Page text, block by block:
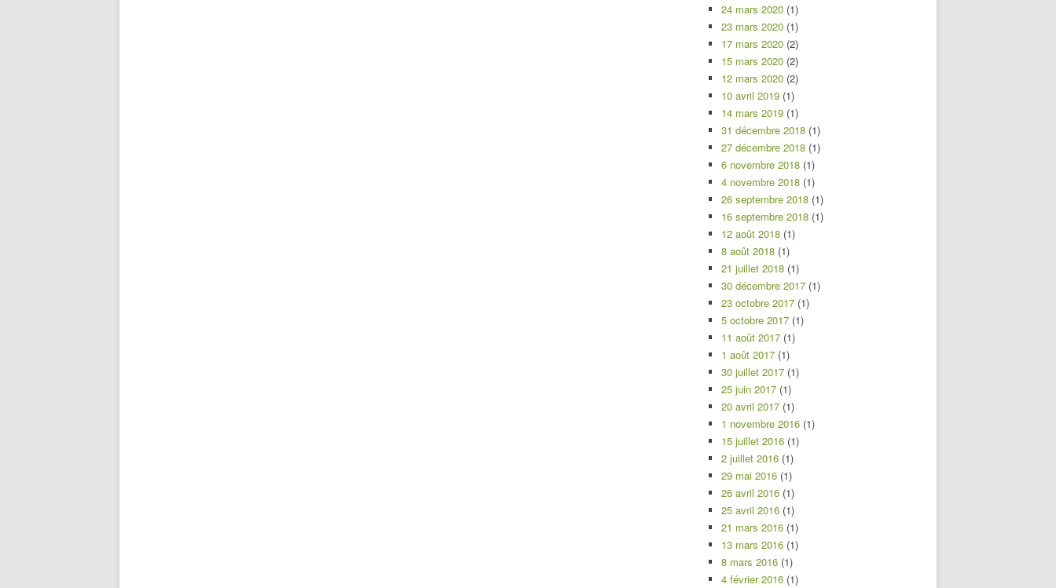
24 mars 2020 (1)
23 mars 2020 (1)
17 mars 2020 (2)
15 mars 2020 (2)
12 mars 2020 (2)
10 avril 2019 (1)
14 mars 2019 (1)
31 décembre 2018 (1)
27 décembre 2018 (1)
6 novembre 2018 (1)
4 novembre 2018 (1)
26 septembre 2018 (1)
16 septembre 2018 (1)
12 août 2018 (1)
8 août 2018 (1)
21 juillet 2018 (1)
30 décembre 2017 (1)
23 octobre 2017 (1)
5 octobre 2017 (1)
11 août 2017 (1)
1 août 2017 (1)
30 juillet 2017 (1)
25 juin 2017 (1)
20 avril 2017 (1)
1 novembre 2016 (1)
15 juillet 2016 (1)
2 juillet 2016 (1)
29 mai 2016 (1)
26 avril 2016 (1)
25 avril 2016 (1)
21 mars 2016 (1)
13 mars 2016 (1)
8 mars 2016 (1)
4 février 2016 (1)